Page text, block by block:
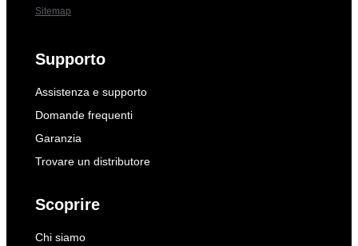
Sitemap
Supporto
Assistenza e supporto
Domande frequenti
Garanzia
Trovare un distributore
Scoprire
Chi siamo